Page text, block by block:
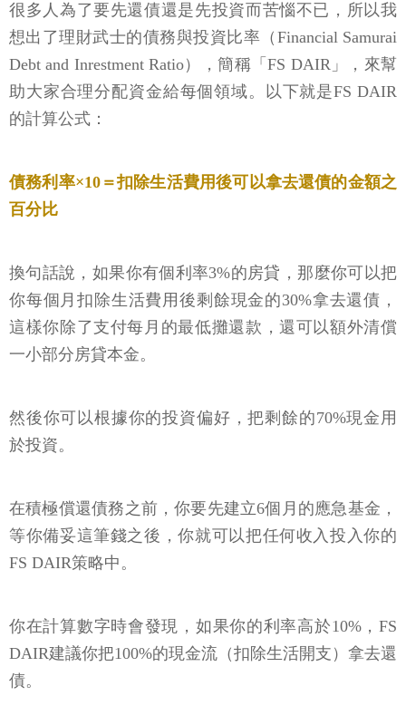
很多人為了要先還債還是先投資而苦惱不已，所以我
想出了理財武士的債務與投資比率（Financial Samurai
Debt and Inrestment Ratio），簡稱「FS DAIR」，來幫
助大家合理分配資金給每個領域。以下就是FS DAIR
的計算公式：
債務利率×10＝扣除生活費用後可以拿去還債的金額之
百分比
換句話說，如果你有個利率3%的房貸，那麼你可以把
你每個月扣除生活費用後剩餘現金的30%拿去還債，
這樣你除了支付每月的最低攤還款，還可以額外清償
一小部分房貸本金。
然後你可以根據你的投資偏好，把剩餘的70%現金用
於投資。
在積極償還債務之前，你要先建立6個月的應急基金，
等你備妥這筆錢之後，你就可以把任何收入投入你的
FS DAIR策略中。
你在計算數字時會發現，如果你的利率高於10%，FS
DAIR建議你把100%的現金流（扣除生活開支）拿去還
債。